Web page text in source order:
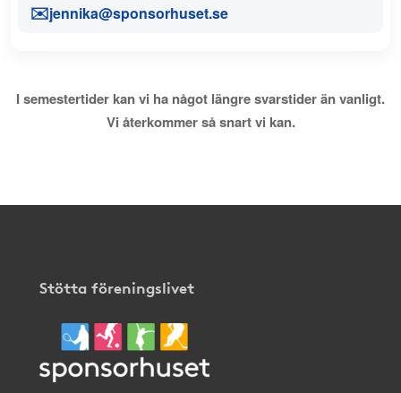
✉️jennika@sponsorhuset.se
I semestertider kan vi ha något längre svarstider än vanligt.
Vi återkommer så snart vi kan.
Stötta föreningslivet